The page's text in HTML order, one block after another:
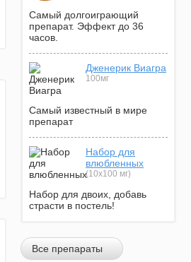
Самый долгоиграющий
препарат. Эффект до 36
часов.
Дженерик Виагра
100мг
Самый известный в мире
препарат
Набор для
влюбленных
(10х100 мг)
Набор для двоих, добавь
страсти в постель!
Все препараты